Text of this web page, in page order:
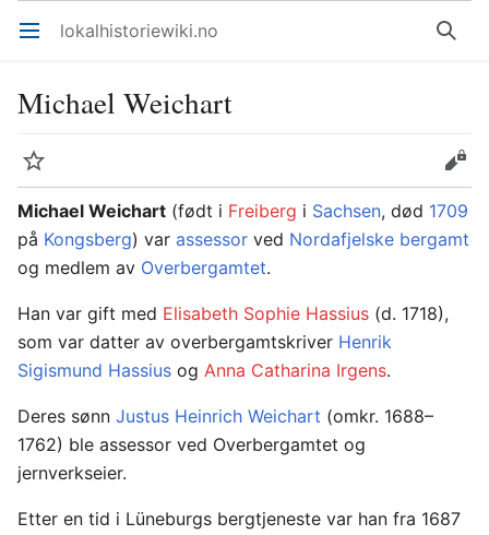
Åpne hovedmenyen lokalhistoriewiki.no Søk
Michael Weichart
Overvåk
Rediger
Michael Weichart (født i Freiberg i Sachsen, død 1709
på Kongsberg) var assessor ved Nordafjelske bergamt
og medlem av Overbergamtet.
Han var gift med Elisabeth Sophie Hassius (d. 1718),
som var datter av overbergamtskriver Henrik
Sigismund Hassius og Anna Catharina Irgens.
Deres sønn Justus Heinrich Weichart (omkr. 1688–
1762) ble assessor ved Overbergamtet og
jernverkseier.
Etter en tid i Lüneburgs bergtjeneste var han fra 1687